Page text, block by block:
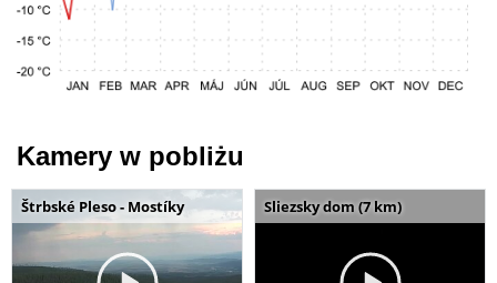
Kamery w pobliżu
Štrbské Pleso - Mostíky Sliezsky dom (7 km)